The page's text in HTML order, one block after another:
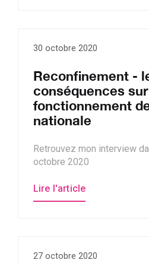
30 octobre 2020
Reconfinement -
conséquences
fonctionnement
nationale
Retrouvez mon interview
octobre 2020
Lire l'article
27 octobre 2020